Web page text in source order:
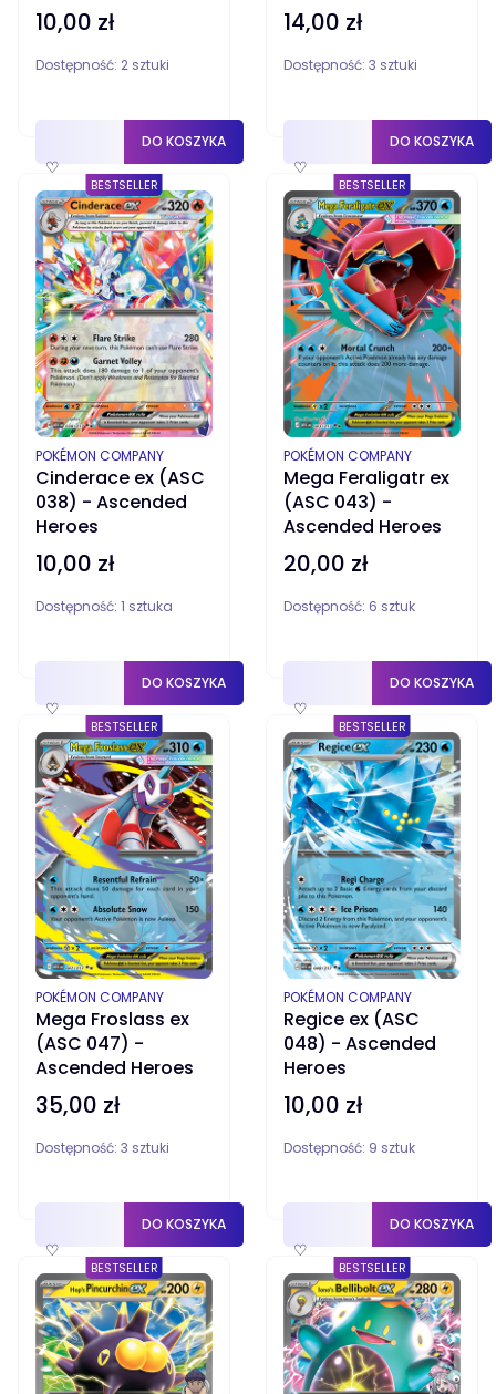
Cena
10,00 zł
Dostępność: 2 sztuki
♡
DO KOSZYKA
Cena
14,00 zł
Dostępność: 3 sztuki
♡
DO KOSZYKA
BESTSELLER
Cinderace ex (ASC
038) - Ascended
Heroes
PRODUCENT
POKÉMON COMPANY
Cena
10,00 zł
Dostępność: 1 sztuka
♡
DO KOSZYKA
BESTSELLER
Mega Feraligatr ex
(ASC 043) -
Ascended Heroes
PRODUCENT
POKÉMON COMPANY
Cena
20,00 zł
Dostępność: 6 sztuk
♡
DO KOSZYKA
BESTSELLER
Mega Froslass ex
(ASC 047) -
Ascended Heroes
PRODUCENT
POKÉMON COMPANY
Cena
35,00 zł
Dostępność: 3 sztuki
♡
DO KOSZYKA
BESTSELLER
Regice ex (ASC
048) - Ascended
Heroes
PRODUCENT
POKÉMON COMPANY
Cena
10,00 zł
Dostępność: 9 sztuk
♡
DO KOSZYKA
BESTSELLER BESTSELLER